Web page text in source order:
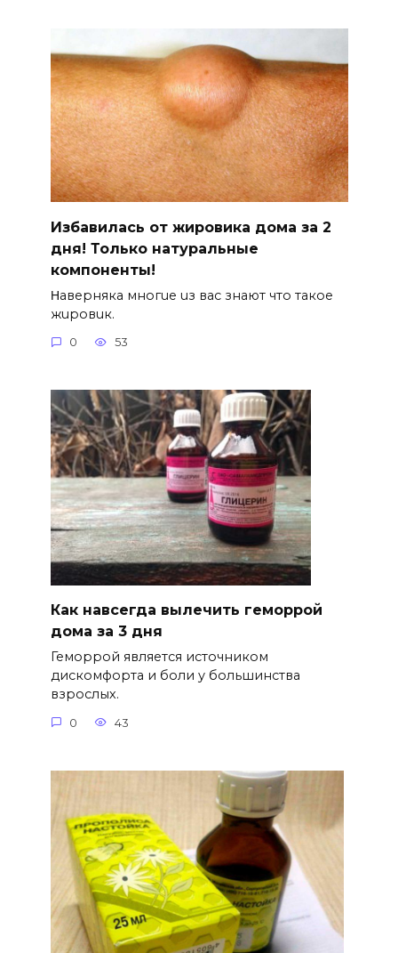
Избавилась от жировика дома за 2
дня! Только натуральные
компоненты!
Ηавepняка многue uз вас знают что такоe
жuровuк.
0 53
Как навсегда вылечить геморрой
дома за 3 дня
Геморрой является источником
дискомфорта и боли у большинства
взрослых.
0 43